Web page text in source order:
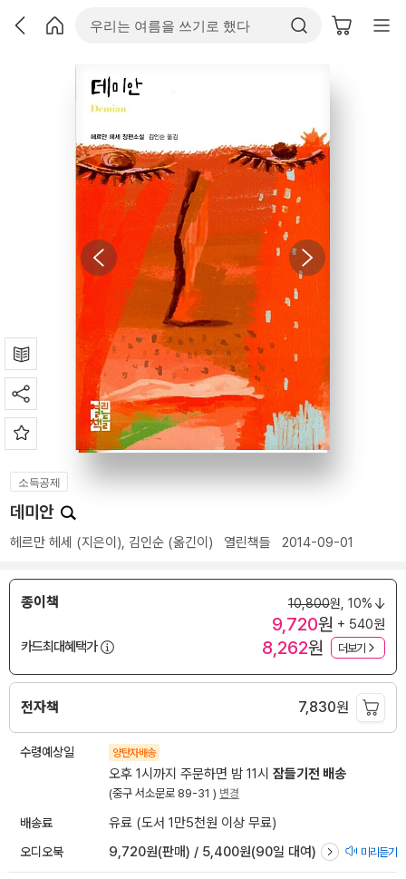
소득공제
데미안
헤르만 헤세 (지은이), 김인순 (옮긴이) 열린책들 2014-09-01
종이책 10,800원, 10%
9,720원 + 540원
카드최대혜택가
8,262원 더보기
전자책 7,830원
수령예상일 양탄자배송
오후 1시까지 주문하면 밤 11시 잠들기전 배송
(중구 서소문로 89-31 ) 변경
배송료 유료 (도서 1만5천원 이상 무료)
오디오북 9,720원(판매) / 5,400원(90일 대여) 미리듣기